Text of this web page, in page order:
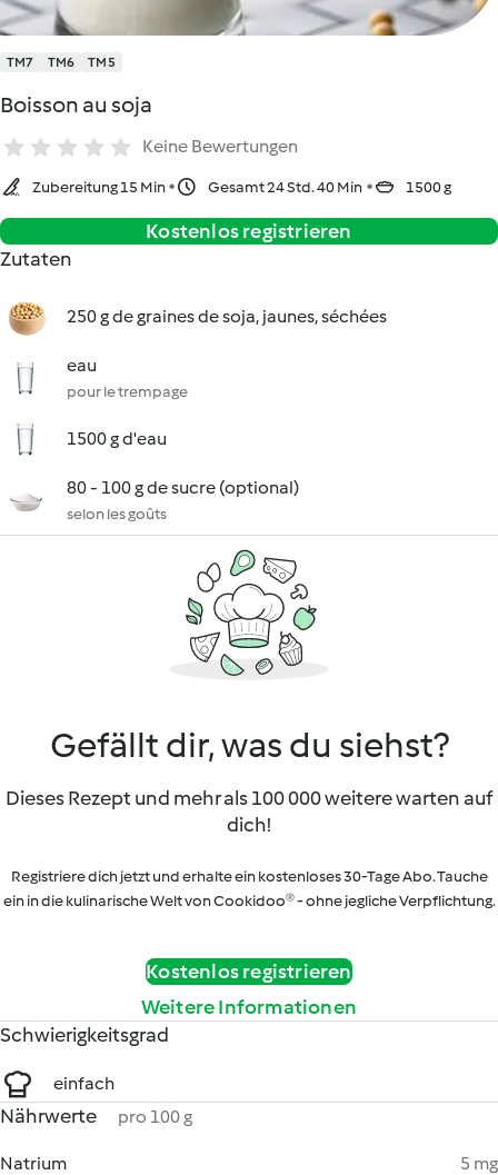
TM7 TM6 TM5
Boisson au soja
Keine Bewertungen
Zubereitung 15 Min Gesamt 24 Std. 40 Min 1500 g
Kostenlos registrieren
Zutaten
250 g de graines de soja, jaunes, séchées
eau
pour le trempage
1500 g d'eau
80 - 100 g de sucre (optional)
selon les goûts
Gefällt dir, was du siehst?
Dieses Rezept und mehr als 100 000 weitere warten auf
dich!
Registriere dich jetzt und erhalte ein kostenloses 30-Tage Abo. Tauche
ein in die kulinarische Welt von Cookidoo® - ohne jegliche Verpflichtung.
Kostenlos registrieren
Weitere Informationen
Schwierigkeitsgrad
einfach
Nährwerte pro 100 g
Natrium
5 mg